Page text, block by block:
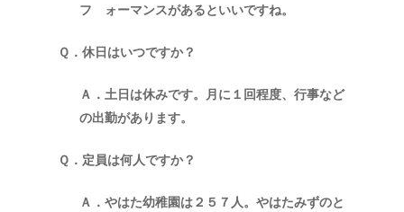
フ ォーマンスがあるといいですね。
Ｑ．休日はいつですか？
Ａ．土日は休みです。月に１回程度、行事など
の出勤があります。
Ｑ．定員は何人ですか？
Ａ．やはた幼稚園は２５７人。やはたみずのと